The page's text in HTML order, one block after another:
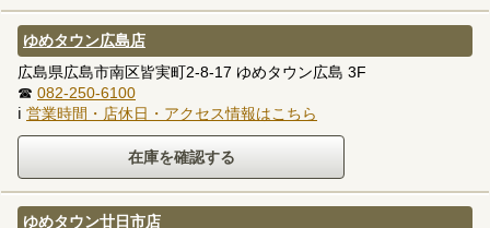
ゆめタウン広島店
広島県広島市南区皆実町2-8-17 ゆめタウン広島 3F
☎ 082-250-6100
ℹ 営業時間・店休日・アクセス情報はこちら
ゆめタウン廿日市店